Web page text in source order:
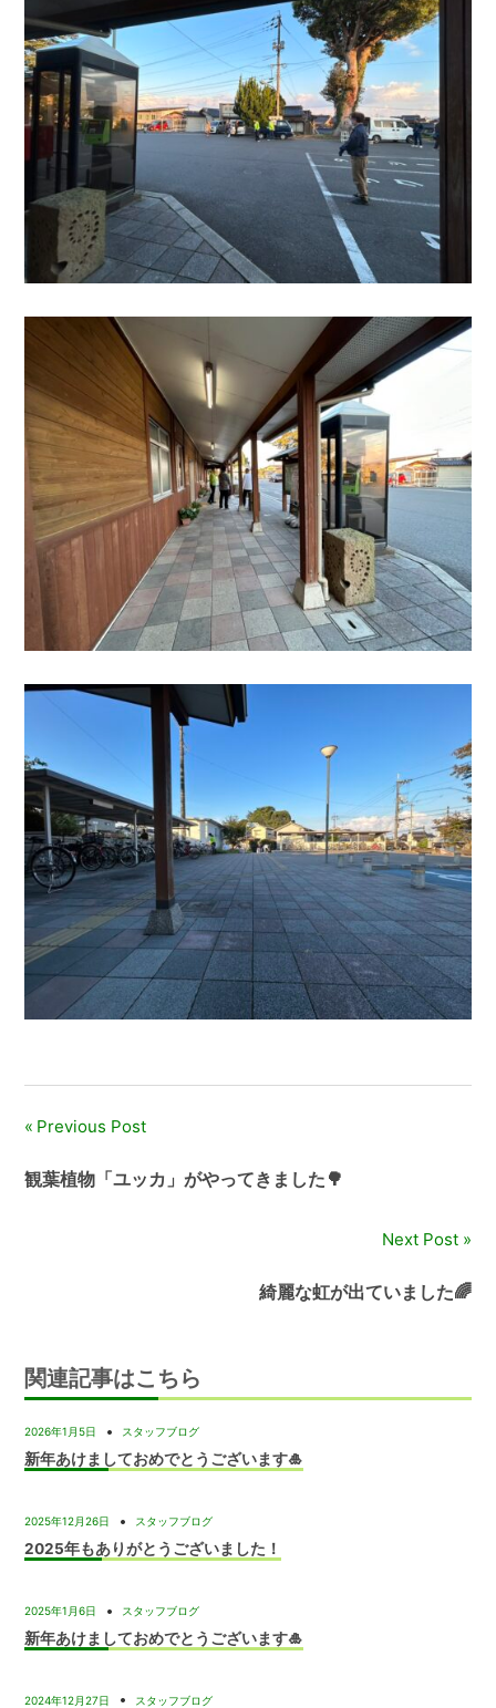
投
稿
シ
ョ
ン
Previous Post
観葉植物「ユッカ」がやってきました🌳
Next Post
綺麗な虹が出ていました🌈
関連記事はこちら
2026年1月5日 スタッフブログ
新年あけましておめでとうございます🎍
2025年12月26日 スタッフブログ
2025年もありがとうございました！
2025年1月6日 スタッフブログ
新年あけましておめでとうございます🎍
2024年12月27日 スタッフブログ